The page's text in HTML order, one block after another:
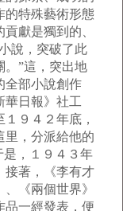
的特殊藝術形態
獻是獨到的、
說，突破了此
。”這，突出地
全部小說創作
華日報》社工
９４２年底，
里，分派給他的
是，１９４３年
接著，《李有才
《兩個世界》
品一經發表，便